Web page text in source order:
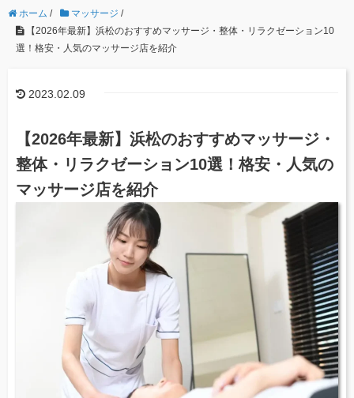
ホーム / マッサージ /
【2026年最新】浜松のおすすめマッサージ・整体・リラクゼーション10
選！格安・人気のマッサージ店を紹介
2023.02.09
【2026年最新】浜松のおすすめマッサージ・
整体・リラクゼーション10選！格安・人気の
マッサージ店を紹介